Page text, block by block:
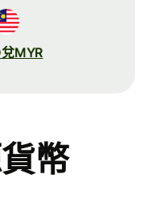
MYR
幣